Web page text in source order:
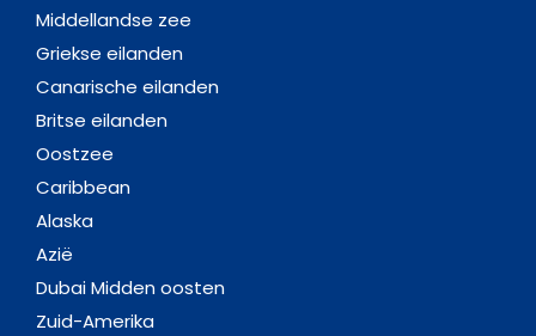
Middellandse zee
Griekse eilanden
Canarische eilanden
Britse eilanden
Oostzee
Caribbean
Alaska
Azië
Dubai Midden oosten
Zuid-Amerika